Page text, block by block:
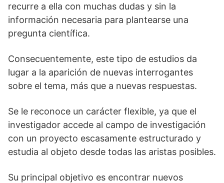
recurre a ella con muchas dudas y sin la
información necesaria para plantearse una
pregunta científica.
Consecuentemente, este tipo de estudios da
lugar a la aparición de nuevas interrogantes
sobre el tema, más que a nuevas respuestas.
Se le reconoce un carácter flexible, ya que el
investigador accede al campo de investigación
con un proyecto escasamente estructurado y
estudia al objeto desde todas las aristas posibles.
Su principal objetivo es encontrar nuevos